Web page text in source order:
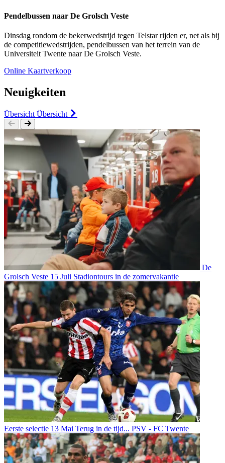
Pendelbussen naar De Grolsch Veste
Dinsdag rondom de bekerwedstrijd tegen Telstar rijden er, net als bij
de competitiewedstrijden, pendelbussen van het terrein van de
Universiteit Twente naar De Grolsch Veste.
Online Kaartverkoop
Neuigkeiten
Übersicht Übersicht
De
Grolsch Veste 15 Juli Stadiontours in de zomervakantie
Eerste selectie 13 Mai Terug in de tijd... PSV - FC Twente